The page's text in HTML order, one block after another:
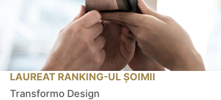
LAUREAT RANKING-UL ȘOIMII
Transformo Design